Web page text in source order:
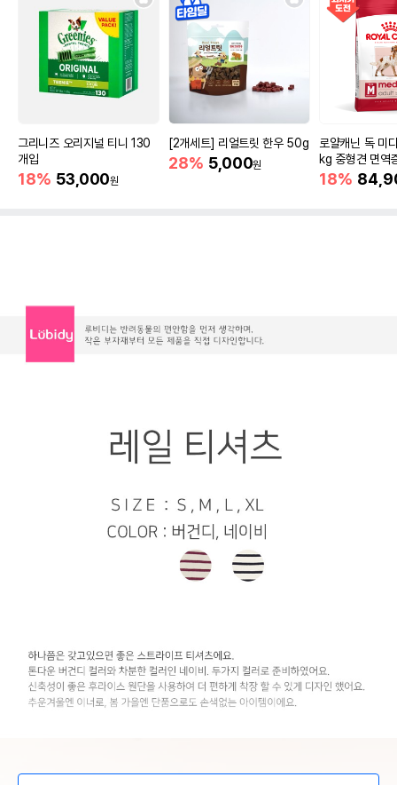
그리니즈 오리지널 티니 130
개입
18% 53,000원
[2개세트] 리얼트릿 한우 50g
28% 5,000원
로얄캐닌 독 미
kg 중형견 면역
18%